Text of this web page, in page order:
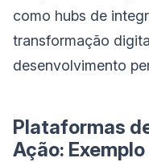
como hubs de
transformação
desenvolvimento
Plataformas
Ação: